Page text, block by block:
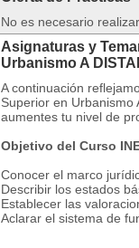
No es necesario
Asignaturas y
Urbanismo A
A continuación
Superior en Urbanismo
aumentes tu nivel de
Objetivo del Curso
Conocer el marco
Describir los estados
Establecer las
Aclarar el sistema de